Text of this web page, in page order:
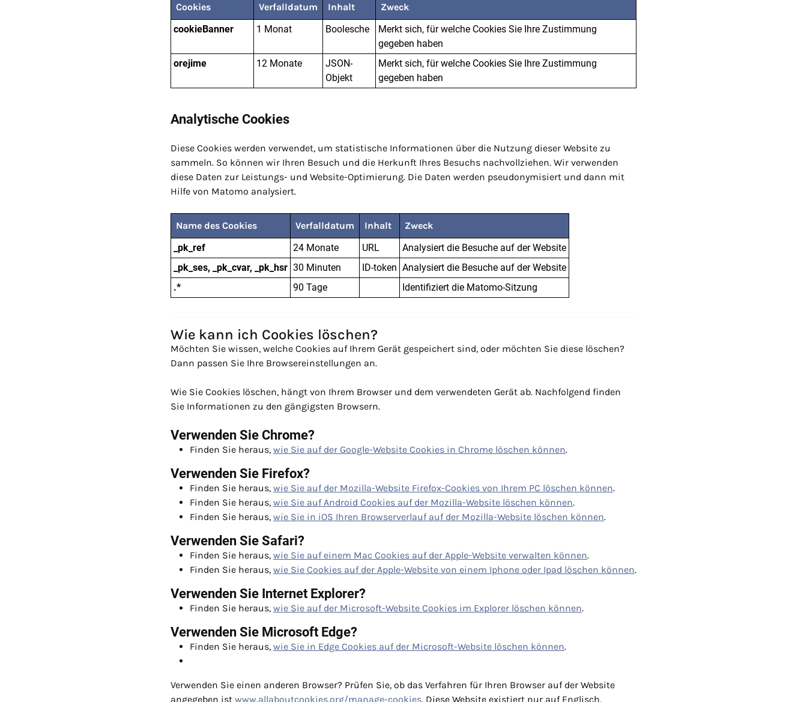
Cookies
Verfalldatum Inhalt
Zweck
cookieBanner
1 Monat Boolesche
Merkt sich, für welche Cookies Sie Ihre Zustimmung
gegeben haben
orejime
12 Monate
JSON-
Objekt
Merkt sich, für welche Cookies Sie Ihre Zustimmung
gegeben haben
Analytische Cookies
Diese Cookies werden verwendet, um statistische Informationen über die Nutzung dieser Website zu
sammeln. So können wir Ihren Besuch und die Herkunft Ihres Besuchs nachvollziehen. Wir verwenden
diese Daten zur Leistungs- und Website-Optimierung. Die Daten werden pseudonymisiert und dann mit
Hilfe von Matomo analysiert.
Name des Cookies Verfalldatum Inhalt
Zweck
_pk_ref
24 Monate URL
Analysiert die Besuche auf der Website
_pk_ses, _pk_cvar, _pk_hsr 30 Minuten ID-token Analysiert die Besuche auf der Website
.*
90 Tage Identifiziert die Matomo-Sitzung
Wie kann ich Cookies löschen?
Möchten Sie wissen, welche Cookies auf Ihrem Gerät gespeichert sind, oder möchten Sie diese löschen?
Dann passen Sie Ihre Browsereinstellungen an.
Wie Sie Cookies löschen, hängt von Ihrem Browser und dem verwendeten Gerät ab. Nachfolgend finden
Sie Informationen zu den gängigsten Browsern.
Verwenden Sie Chrome?
Finden Sie heraus, wie Sie auf der Google-Website Cookies in Chrome löschen können.
Verwenden Sie Firefox?
Finden Sie heraus, wie Sie auf der Mozilla-Website Firefox-Cookies von Ihrem PC löschen können.
Finden Sie heraus, wie Sie auf Android Cookies auf der Mozilla-Website löschen können.
Finden Sie heraus, wie Sie in iOS Ihren Browserverlauf auf der Mozilla-Website löschen können.
Verwenden Sie Safari?
Finden Sie heraus, wie Sie auf einem Mac Cookies auf der Apple-Website verwalten können.
Finden Sie heraus, wie Sie Cookies auf der Apple-Website von einem Iphone oder Ipad löschen können.
Verwenden Sie Internet Explorer?
Finden Sie heraus, wie Sie auf der Microsoft-Website Cookies im Explorer löschen können.
Verwenden Sie Microsoft Edge?
Finden Sie heraus, wie Sie in Edge Cookies auf der Microsoft-Website löschen können.
Verwenden Sie einen anderen Browser? Prüfen Sie, ob das Verfahren für Ihren Browser auf der Website
angegeben ist www.allaboutcookies.org/manage-cookies. Diese Website existiert nur auf Englisch.